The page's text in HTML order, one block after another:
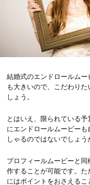
結婚式のエンドロールム
も大きいので、こだわり
しょう。
とはいえ、限られている
にエンドロールムービー
しゃるのではないでしょう
プロフィールムービーと
作することが可能です。
にはポイントをおさえるこ